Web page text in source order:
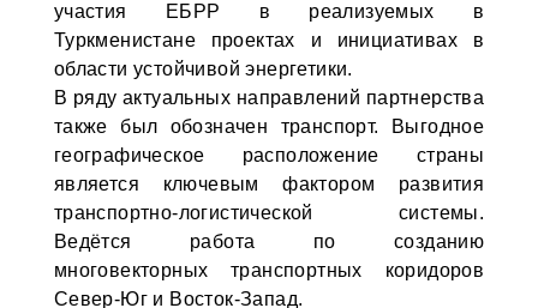
участия ЕБРР в реализуемых в
Туркменистане проектах и инициативах в
области устойчивой энергетики.
В ряду актуальных направлений партнерства
также был обозначен транспорт. Выгодное
географическое расположение страны
является ключевым фактором развития
транспортно-логистической системы.
Ведётся работа по созданию
многовекторных транспортных коридоров
Север-Юг и Восток-Запад.